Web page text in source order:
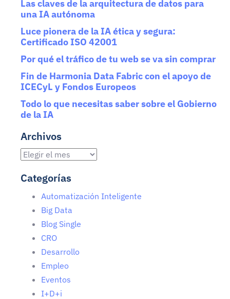
Las claves de la arquitectura de datos para
una IA autónoma
Luce pionera de la IA ética y segura:
Certificado ISO 42001
Por qué el tráfico de tu web se va sin comprar
Fin de Harmonia Data Fabric con el apoyo de
ICECyL y Fondos Europeos
Todo lo que necesitas saber sobre el Gobierno
de la IA
Archivos
Categorías
Automatización Inteligente
Big Data
Blog Single
CRO
Desarrollo
Empleo
Eventos
I+D+i